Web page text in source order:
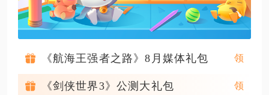
《航海王强者之路》8月媒体礼包
《剑侠世界3》公测大礼包